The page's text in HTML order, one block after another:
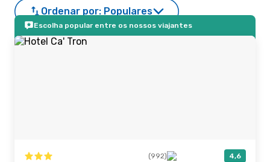
Ordenar por: Populares
Escolha popular entre os nossos viajantes
(992) 4,6